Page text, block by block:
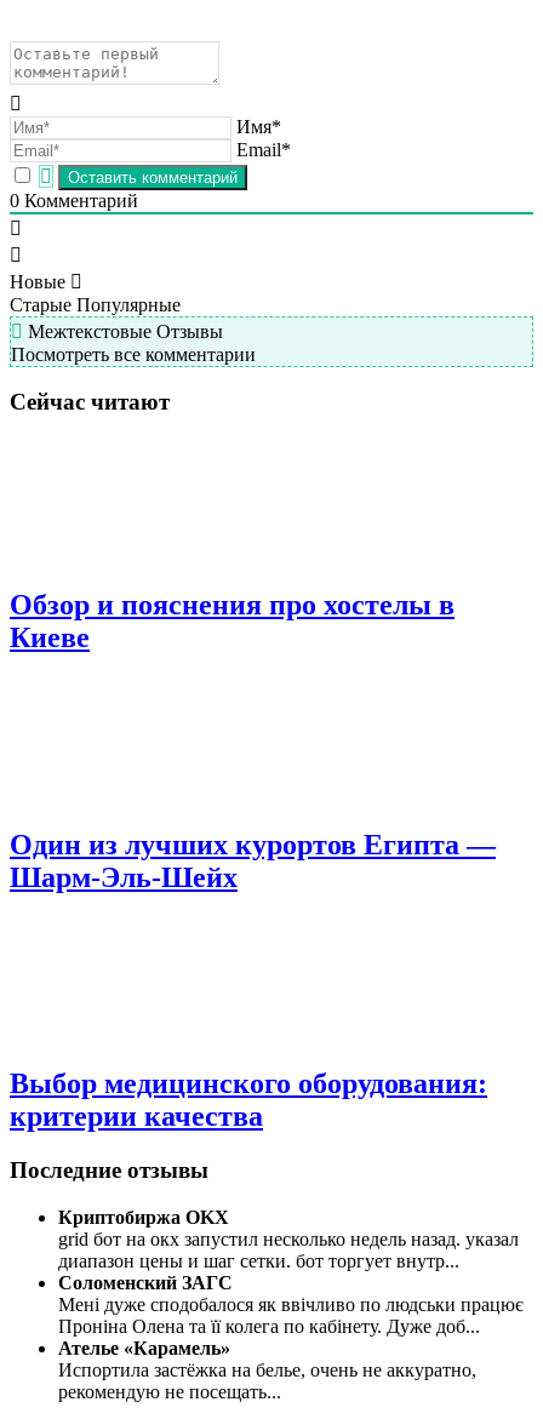
Имя*
Email*
0 Комментарий
Новые
Старые Популярные
Межтекстовые Отзывы
Посмотреть все комментарии
Сейчас читают
Обзор и пояснения про хостелы в
Киеве
Один из лучших курортов Египта —
Шарм-Эль-Шейх
Выбор медицинского оборудования:
критерии качества
Последние отзывы
Криптобиржа OKX
grid бот на окх запустил несколько недель назад. указал
диапазон цены и шаг сетки. бот торгует внутр...
Соломенский ЗАГС
Мені дуже сподобалося як ввічливо по людськи працює
Проніна Олена та її колега по кабінету. Дуже доб...
Ателье «Карамель»
Испортила застёжка на белье, очень не аккуратно,
рекомендую не посещать...